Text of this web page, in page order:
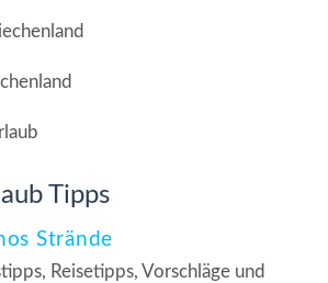
Tipps
Strände
Reisetipps, Vorschläge und